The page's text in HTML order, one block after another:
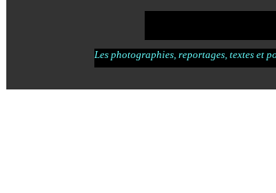
Les photographies, reportages, textes et